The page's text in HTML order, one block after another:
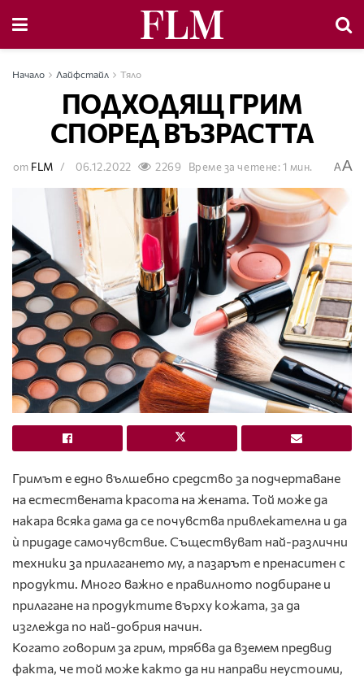
Начало Лайфстайл Тяло
ПОДХОДЯЩ ГРИМ
СПОРЕД ВЪЗРАСТТА
от FLM 06.12.2022 2269 Време за четене: 1 мин. AA
Гримът е едно вълшебно средство за подчертаване
на естествената красота на жената. Той може да
накара всяка дама да се почувства привлекателна и да
ѝ придаде самочувствие. Съществуват най-различни
техники за прилагането му, а пазарът е пренаситен с
продукти. Много важно е правилното подбиране и
прилагане на продуктите върху кожата, за да
изглежда по най-добрия начин.
Когато говорим за грим, трябва да вземем предвид
факта, че той може както да ни направи неустоими,